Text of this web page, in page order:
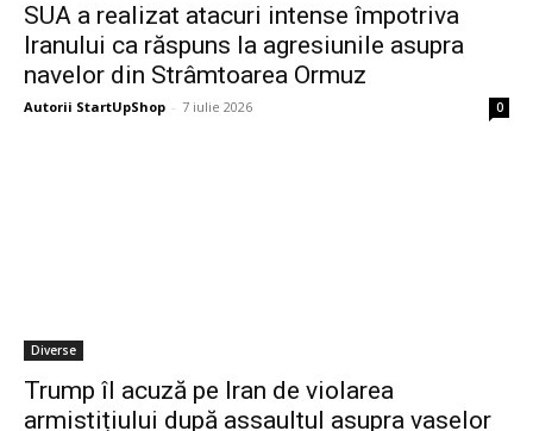
SUA a realizat atacuri intense împotriva
Iranului ca răspuns la agresiunile asupra
navelor din Strâmtoarea Ormuz
Autorii StartUpShop - 7 iulie 2026 0
Diverse
Trump îl acuză pe Iran de violarea
armistițiului după assaultul asupra vaselor